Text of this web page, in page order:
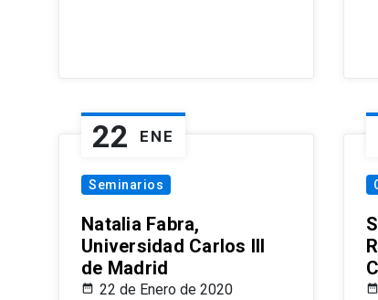
22 ENE
Seminarios
Natalia Fabra,
Universidad Carlos III
de Madrid
22 de Enero de 2020